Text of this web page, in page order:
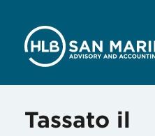
Tassato il